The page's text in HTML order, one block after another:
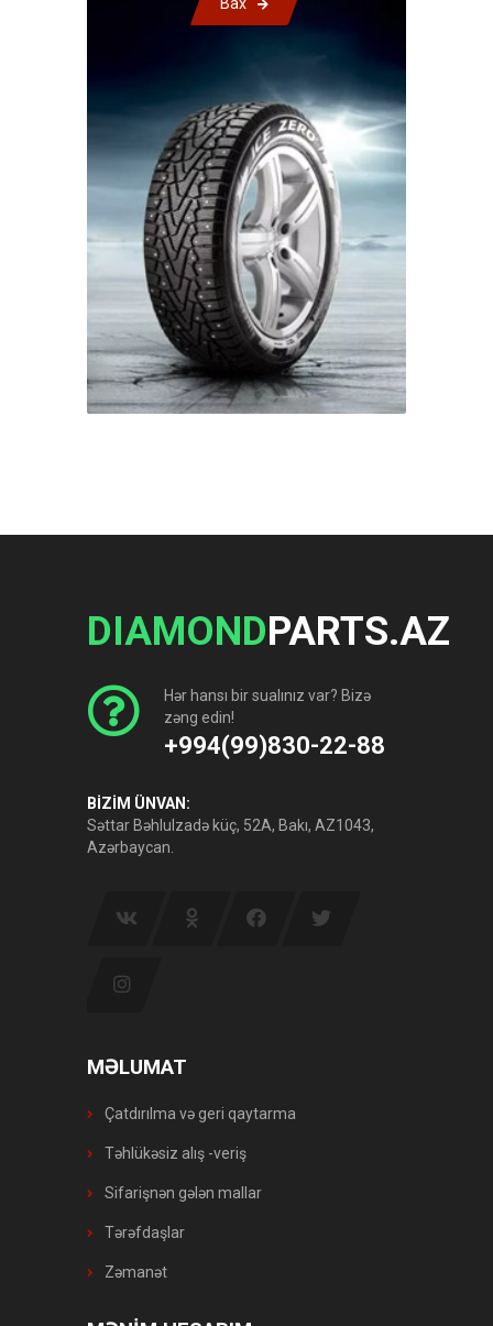
DIAMONDPARTS.AZ
Hər hansı bir sualınız var? Bizə
zəng edin!
+994(99)830-22-88
BİZİM ÜNVAN:
Səttar Bəhlulzadə küç, 52A, Bakı, AZ1043,
Azərbaycan.
MƏLUMAT
Çatdırılma və geri qaytarma
Təhlükəsiz alış -veriş
Sifarişnən gələn mallar
Tərəfdaşlar
Zəmanət